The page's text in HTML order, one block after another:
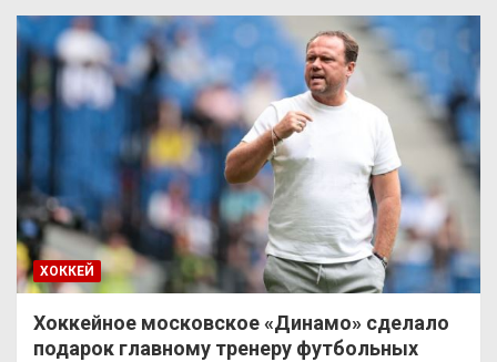
ХОККЕЙ
Хоккейное московское «Динамо» сделало
подарок главному тренеру футбольных